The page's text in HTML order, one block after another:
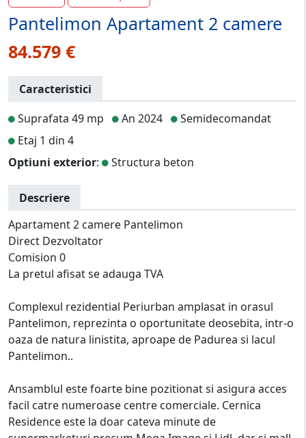
Pantelimon Apartament 2 camere
84.579 €
Caracteristici
Suprafata 49 mp
An 2024
Semidecomandat
Etaj 1 din 4
Optiuni exterior: Structura beton
Descriere
Apartament 2 camere Pantelimon
Direct Dezvoltator
Comision 0
La pretul afisat se adauga TVA
Complexul rezidential Periurban amplasat in orasul
Pantelimon, reprezinta o oportunitate deosebita, intr-o
oaza de natura linistita, aproape de Padurea si lacul
Pantelimon..
Ansamblul este foarte bine pozitionat si asigura acces
facil catre numeroase centre comerciale. Cernica
Residence este la doar cateva minute de